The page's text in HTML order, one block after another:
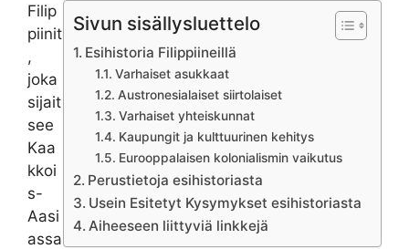
Sivun sisällysluettelo
Esihistoria Filippiineillä
Varhaiset asukkaat
Austronesialaiset siirtolaiset
Varhaiset yhteiskunnat
Kaupungit ja kulttuurinen kehitys
Eurooppalaisen kolonialismin vaikutus
Perustietoja esihistoriasta
Usein Esitetyt Kysymykset esihistoriasta
Aiheeseen liittyviä linkkejä
Filip
piinit
,
joka
sijait
see
Kaa
kkoi
s-
Aasi
assa